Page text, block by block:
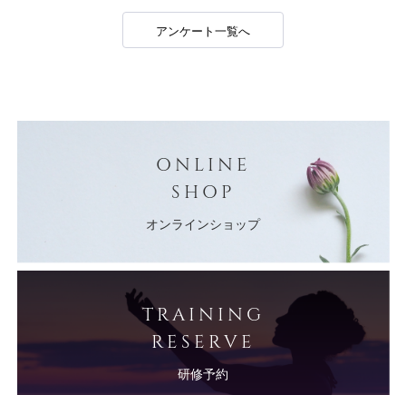
アンケート一覧へ
ONLINE
SHOP
オンラインショップ
TRAINING
RESERVE
研修予約